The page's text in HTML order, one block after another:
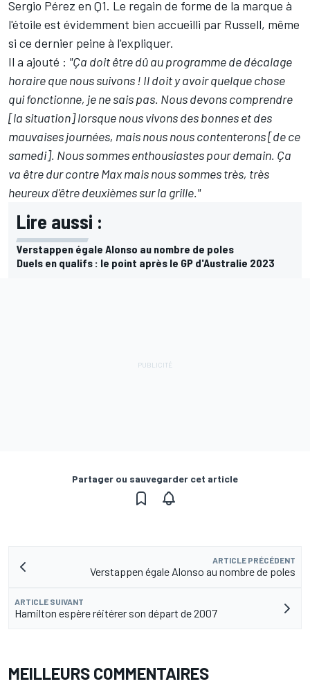
Sergio Pérez en Q1. Le regain de forme de la marque à
l'étoile est évidemment bien accueilli par Russell, même
si ce dernier peine à l'expliquer.
Il a ajouté : "Ça doit être dû au programme de décalage
horaire que nous suivons ! Il doit y avoir quelque chose
qui fonctionne, je ne sais pas. Nous devons comprendre
[la situation] lorsque nous vivons des bonnes et des
mauvaises journées, mais nous nous contenterons [de ce
samedi]. Nous sommes enthousiastes pour demain. Ça
va être dur contre Max mais nous sommes très, très
heureux d'être deuxièmes sur la grille."
Lire aussi :
Verstappen égale Alonso au nombre de poles
Duels en qualifs : le point après le GP d'Australie 2023
Partager ou sauvegarder cet article
ARTICLE PRÉCÉDENT
Verstappen égale Alonso au nombre de poles
ARTICLE SUIVANT
Hamilton espère réitérer son départ de 2007
MEILLEURS COMMENTAIRES